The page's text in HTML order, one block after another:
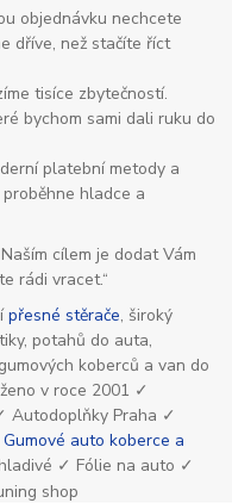
objednávku nechcete
dříve, než stačíte říct
tisíce zbytečností.
bychom sami dali ruku do
platební metody a
hladce a
cílem je dodat Vám
rádi vracet.“
přesné stěrače, široký
potahů do auta,
koberců a van do
v roce 2001 ✓
Autodoplňky Praha ✓
Gumové auto koberce a
✓ Fólie na auto ✓